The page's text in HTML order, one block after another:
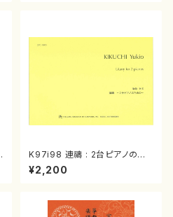
K97i98 連禱 : 2台ピアノのた
めの（2 Pianos / 菊池 幸夫 /
楽譜）
¥2,200